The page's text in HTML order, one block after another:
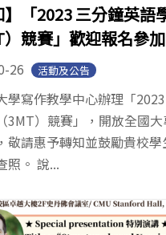
】「2023 三分鐘英語
）競賽」歡迎報名參加
26 活動及公告
學寫作教學中心辦理「
3MT）競賽」，開放全國
敬請惠予轉知並鼓勵貴校
照。 說...